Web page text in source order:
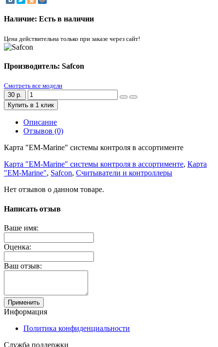
Наличие: Есть в наличии
Цена действительна только при заказе через сайт!
Производитель: Safcon
Смотреть все модели
30 р.
Купить в 1 клик
Описание
Отзывов (0)
Карта "EM-Marine" системы контроля в ассортименте
Карта "EM-Marine" системы контроля в ассортименте, Карта
"EM-Marine", Safcon, Считыватели и контроллеры
Нет отзывов о данном товаре.
Написать отзыв
Ваше имя:
Оценка:
Ваш отзыв:
Применить
Информация
Политика конфиденциальности
Служба поддержки